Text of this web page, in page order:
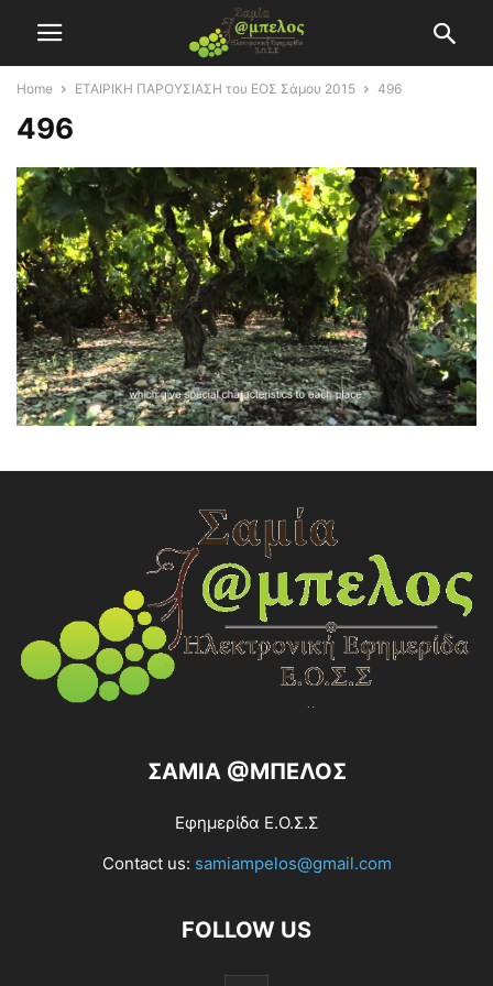
Home ETAIΡΙΚΗ ΠΑΡΟΥΣΙΑΣΗ του ΕΟΣ Σάμου 2015 496
496
ΣΑΜΙΑ @ΜΠΕΛΟΣ
Εφημερίδα Ε.Ο.Σ.Σ
Contact us: samiampelos@gmail.com
FOLLOW US